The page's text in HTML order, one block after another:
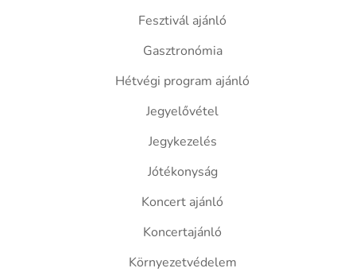
Fesztivál ajánló
Gasztronómia
Hétvégi program ajánló
Jegyelővétel
Jegykezelés
Jótékonyság
Koncert ajánló
Koncertajánló
Környezetvédelem